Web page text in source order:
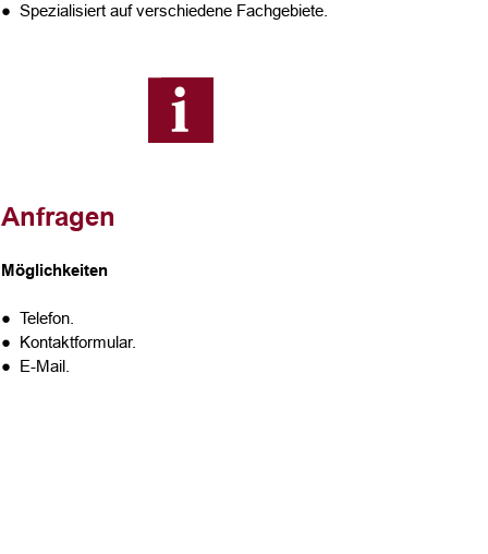
● Spezialisiert auf verschiedene Fachgebiete.
Anfragen
Möglichkeiten
● Telefon.
● Kontaktformular.
● E-Mail.